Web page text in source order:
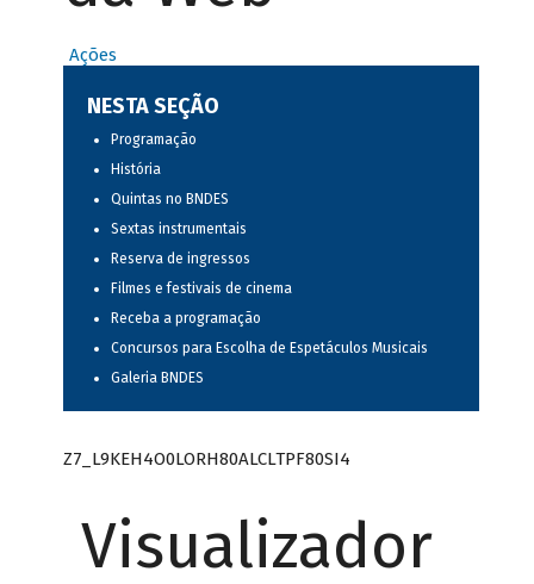
Ações
NESTA SEÇÃO
Programação
História
Quintas no BNDES
Sextas instrumentais
Reserva de ingressos
Filmes e festivais de cinema
Receba a programação
Concursos para Escolha de Espetáculos Musicais
Galeria BNDES
Z7_L9KEH4O0LORH80ALCLTPF80SI4
Visualizador